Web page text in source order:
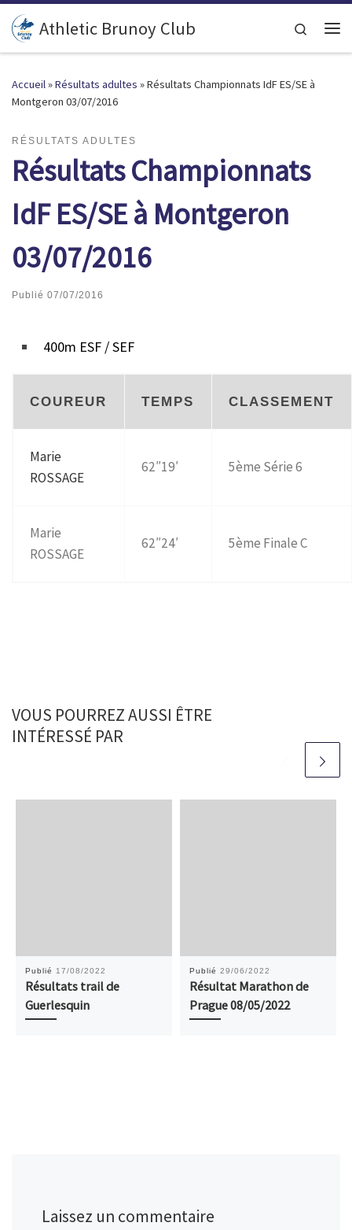
Passer au contenu
Athletic Brunoy Club Search
Accueil»Résultats adultes »Résultats Championnats IdF ES/SE à
Montgeron 03/07/2016
RÉSULTATS ADULTES
Résultats Championnats
IdF ES/SE à Montgeron
03/07/2016
Publié 07/07/2016
400m ESF / SEF
COUREUR TEMPS CLASSEMENT
Marie
ROSSAGE
62″19′ 5ème Série 6
Marie
ROSSAGE
62″24′ 5ème Finale C
VOUS POURREZ AUSSI ÊTRE
INTÉRESSÉ PAR
Publié 17/08/2022
Résultats trail de
Guerlesquin
Publié 29/06/2022
Résultat Marathon de
Prague 08/05/2022
Laissez un commentaire